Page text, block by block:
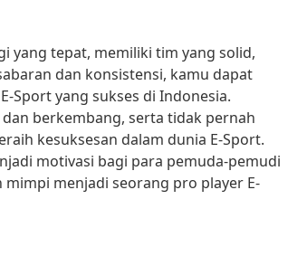
yang tepat, memiliki tim yang solid,
dan konsistensi, kamu dapat
Sport yang sukses di Indonesia.
berkembang, serta tidak pernah
kesuksesan dalam dunia E-Sport.
motivasi bagi para pemuda-pemudi
menjadi seorang pro player E-